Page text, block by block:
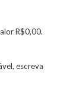
R$0,00.
escreva